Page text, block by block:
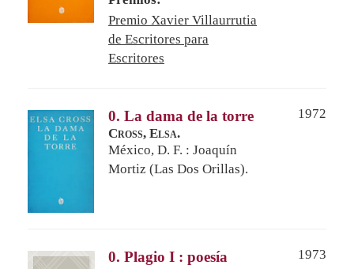
Premio Xavier Villaurrutia
de Escritores para
Escritores
0. La dama de la torre
1972
Cross, Elsa.
México, D. F. : Joaquín
Mortiz (Las Dos Orillas).
0. Plagio I : poesía
1973